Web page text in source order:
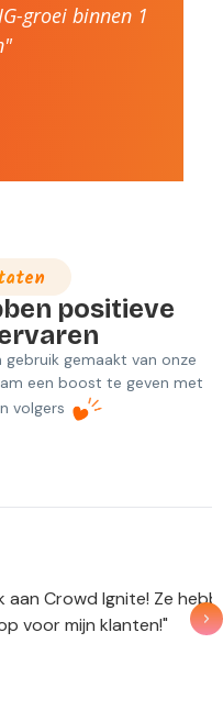
groei binnen 1
positieve
gemaakt van onze
een boost te geven met
volgers
aan Crowd Ignite! Ze
voor mijn klanten!"